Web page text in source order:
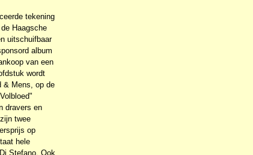
tekening
Haagsche
uitschuifbaar
album
van een
wordt
& Mens, op de
dravers en
twee
op
hele
Stefano. Ook